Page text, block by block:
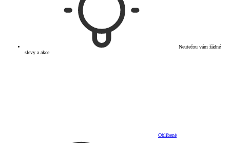
Neutečou vám žádné
slevy a akce
Oblíbené